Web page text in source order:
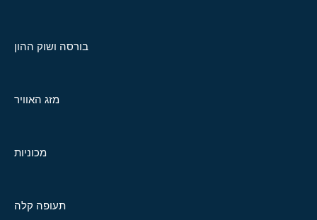
בורסה ושוק ההון
מזג האוויר
מכוניות
תעופה קלה